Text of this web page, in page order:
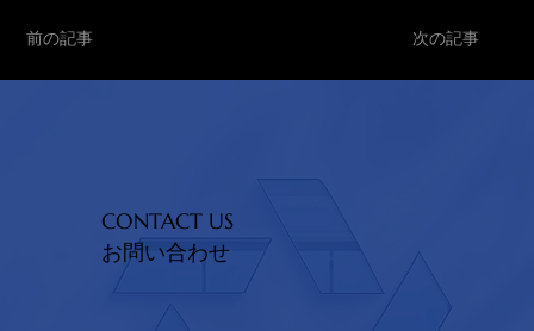
次の記事
前の記事
CONTACT US
お問い合わせ